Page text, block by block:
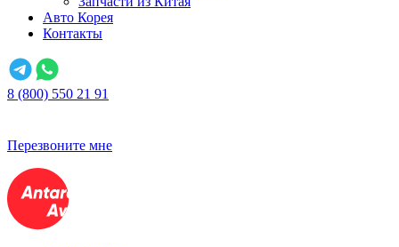
Авто Корея
Контакты
8 (800) 550 21 91
Перезвоните мне